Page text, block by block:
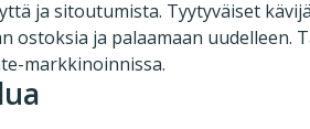
ja sitoutumista. Tyytyväiset
ostoksia ja palaamaan uudelleen.
markkinoinnissa.